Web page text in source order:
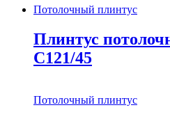
Потолочный плинтус
Плинтус
C121/45
Потолочный плинтус